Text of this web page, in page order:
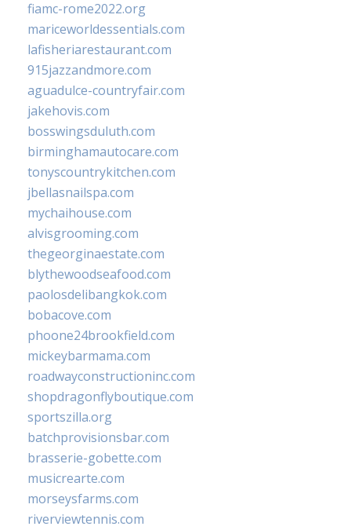
fiamc-rome2022.org
mariceworldessentials.com
lafisheriarestaurant.com
915jazzandmore.com
aguadulce-countryfair.com
jakehovis.com
bosswingsduluth.com
birminghamautocare.com
tonyscountrykitchen.com
jbellasnailspa.com
mychaihouse.com
alvisgrooming.com
thegeorginaestate.com
blythewoodseafood.com
paolosdelibangkok.com
bobacove.com
phoone24brookfield.com
mickeybarmama.com
roadwayconstructioninc.com
shopdragonflyboutique.com
sportszilla.org
batchprovisionsbar.com
brasserie-gobette.com
musicrearte.com
morseysfarms.com
riverviewtennis.com